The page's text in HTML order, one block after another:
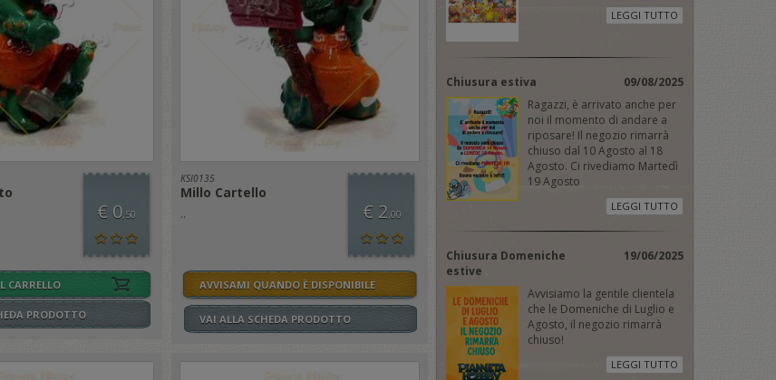
€ 0,50
CARRELLO
PRODOTTO
KSI0135
Millo Cartello
.. € 2,00
AVVISAMI QUANDO È DISPONIBILE
VAI ALLA SCHEDA PRODOTTO
LEGGI TUTTO
Chiusura estiva
09/08/2025
Ragazzi, è arrivato anche per
noi il momento di andare a
riposare! Il negozio rimarrà
chiuso dal 10 Agosto al 18
Agosto. Ci rivediamo Martedì
19 Agosto
LEGGI TUTTO
Chiusura Domeniche
estive
19/06/2025
Avvisiamo la gentile clientela
che le Domeniche di Luglio e
Agosto, il negozio rimarrà
chiuso!
LEGGI TUTTO